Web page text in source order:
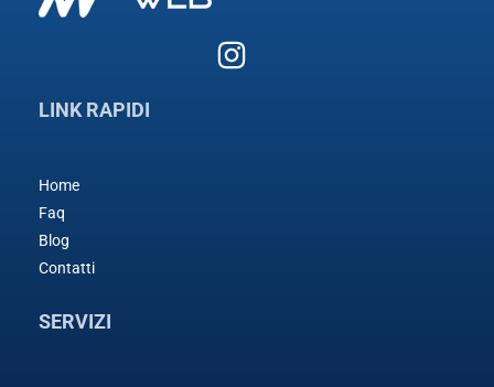
LINK RAPIDI
Home
Faq
Blog
Contatti
SERVIZI